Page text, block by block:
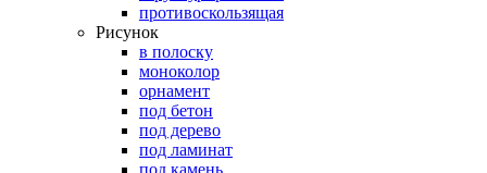
противоскользящая
Рисунок
в полоску
моноколор
орнамент
под бетон
под дерево
под ламинат
под камень